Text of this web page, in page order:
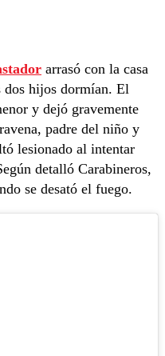
arrasó con la casa
dos hijos dormían. El
y dejó gravemente
padre del niño y
lesionado al intentar
detalló Carabineros,
se desató el fuego.